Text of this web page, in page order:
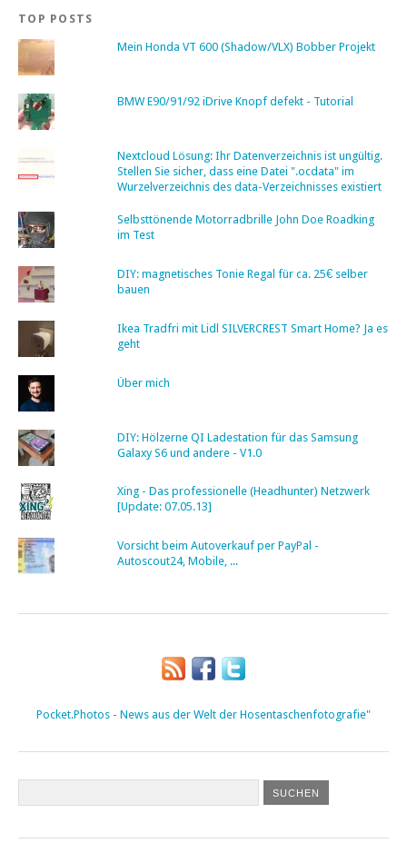
TOP POSTS
Mein Honda VT 600 (Shadow/VLX) Bobber Projekt
BMW E90/91/92 iDrive Knopf defekt - Tutorial
Nextcloud Lösung: Ihr Datenverzeichnis ist ungültig.
Stellen Sie sicher, dass eine Datei ".ocdata" im
Wurzelverzeichnis des data-Verzeichnisses existiert
Selbsttönende Motorradbrille John Doe Roadking
im Test
DIY: magnetisches Tonie Regal für ca. 25€ selber
bauen
Ikea Tradfri mit Lidl SILVERCREST Smart Home? Ja es
geht
Über mich
DIY: Hölzerne QI Ladestation für das Samsung
Galaxy S6 und andere - V1.0
Xing - Das professionelle (Headhunter) Netzwerk
[Update: 07.05.13]
Vorsicht beim Autoverkauf per PayPal -
Autoscout24, Mobile, ...
Pocket.Photos - News aus der Welt der Hosentaschenfotografie"